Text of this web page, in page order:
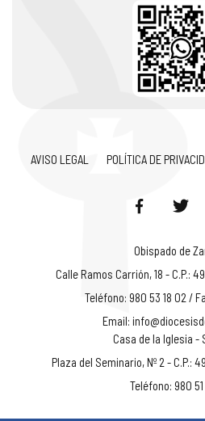
AVISO LEGAL POLÍTICA DE
Obispado de
Calle Ramos Carrión, 18 - C.P.:
Teléfono: 980 53 18 02 /
Email:
Casa de la Iglesia -
Plaza del Seminario, Nº 2 - C.P.:
Teléfono: 980